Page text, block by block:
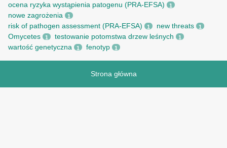
ocena ryzyka wystąpienia patogenu (PRA-EFSA) 1
nowe zagrożenia 1
risk of pathogen assessment (PRA-EFSA) 1 new threats 1
Omycetes 1 testowanie potomstwa drzew leśnych 1
wartość genetyczna 1 fenotyp 1
Strona główna